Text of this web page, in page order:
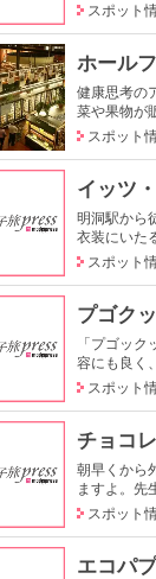
スポット
ホール
健康思考の
菜や果物が
スポット
イッツ
明洞駅から
衣装にいた
スポット
プゴク
「プゴッ
容にも良く
スポット
チョコ
朝早くから
ますよ。先
スポット
エコパ